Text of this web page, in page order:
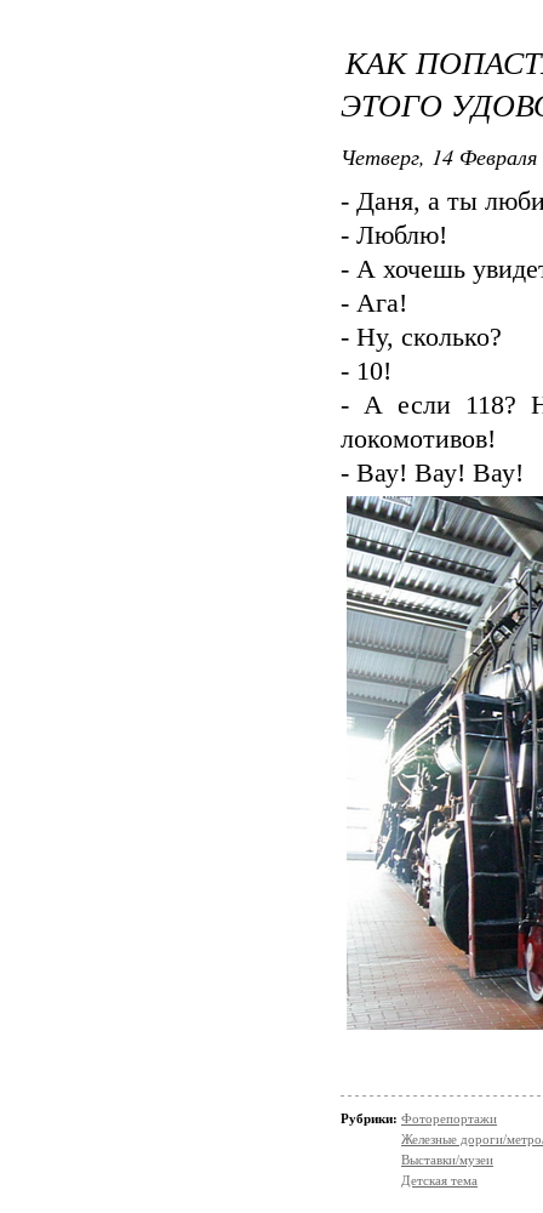
КАК
ЭТОГО
Четверг, 14
- Даня, а ты
- Люблю!
- А хочешь
- Ага!
- Ну, сколько?
- 10!
- А если 118?
локомотивов!
- Вау! Вау! Вау!
Рубрики: Фоторепортажи
Железные дороги/
Выставки/музеи
Детская тема